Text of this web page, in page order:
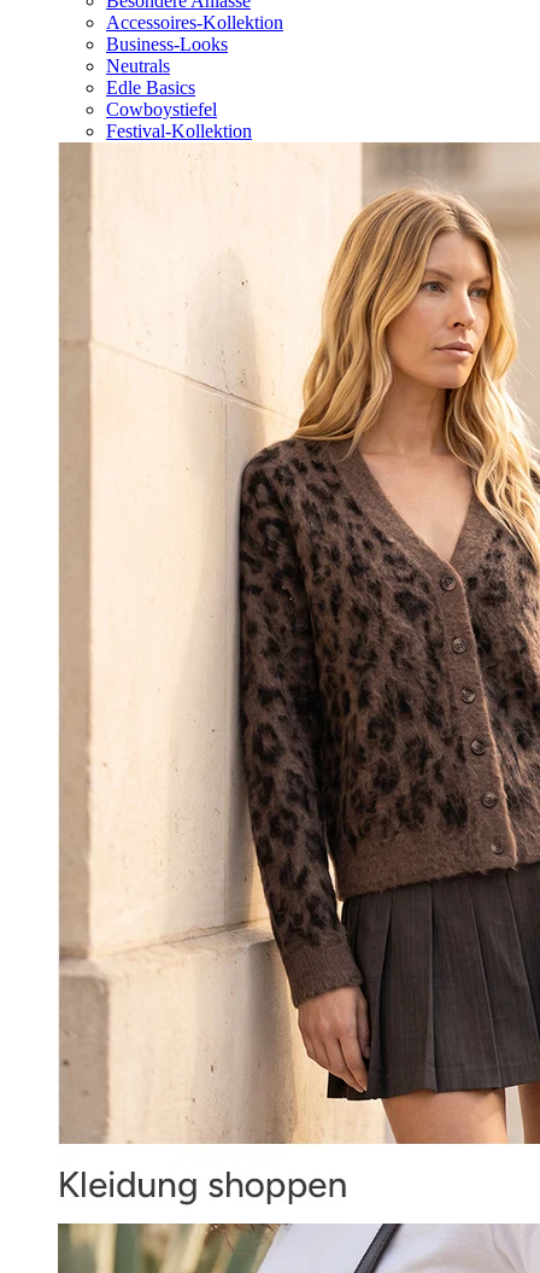
Accessoires-Kollektion
Business-Looks
Neutrals
Edle Basics
Cowboystiefel
Festival-Kollektion